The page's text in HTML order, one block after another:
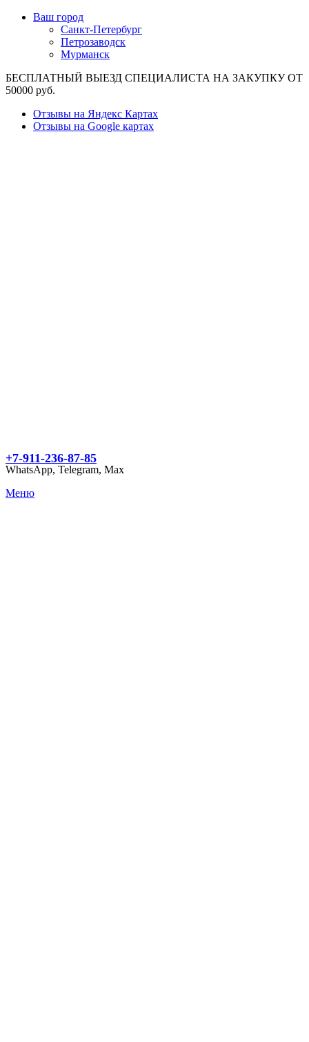
Ваш город
Санкт-Петербург
Петрозаводск
Мурманск
БЕСПЛАТНЫЙ ВЫЕЗД СПЕЦИАЛИСТА НА ЗАКУПКУ ОТ
50000 руб.
Отзывы на Яндекс Картах
Отзывы на Google картах
+7-911-236-87-85
WhatsApp, Telegram, Max
Меню